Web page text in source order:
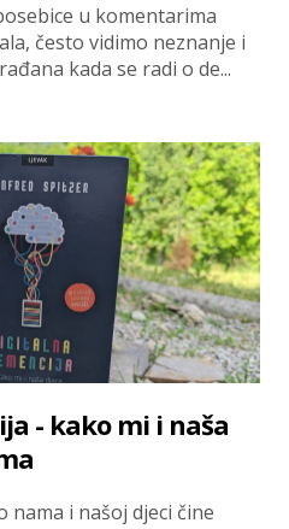
u komentarima
često vidimo neznanje i
kada se radi o de...
- kako mi i naša
nama i našoj djeci čine